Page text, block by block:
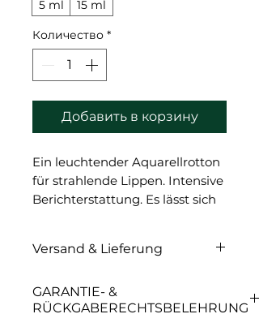
5 ml
15 ml
Количество *
Добавить в корзину
Ein leuchtender Aquarellrotton
für strahlende Lippen. Intensive
Berichterstattung. Es lässt sich
scharlachrote Farbe zu
Einmischen in die Grundfarben
Versand & Lieferung
GARANTIE- &
RÜCKGABERECHTSBELEHRUNG